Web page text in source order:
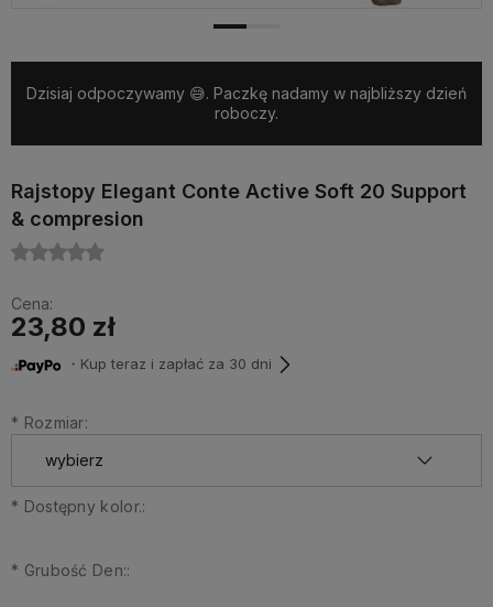
Dzisiaj odpoczywamy 😅. Paczkę nadamy w najbliższy dzień
roboczy.
Rajstopy Elegant Conte Active Soft 20 Support
& compresion
Cena:
23,80 zł
・Kup teraz i zapłać za 30 dni
* Rozmiar:
* Dostępny kolor.:
* Grubość Den::